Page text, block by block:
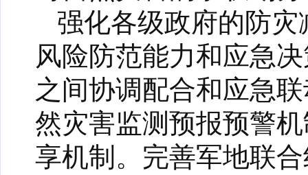
强化各级政府的防
风险防范能力和应急
之间协调配合和应急
然灾害监测预报预警
享机制。完善军地联